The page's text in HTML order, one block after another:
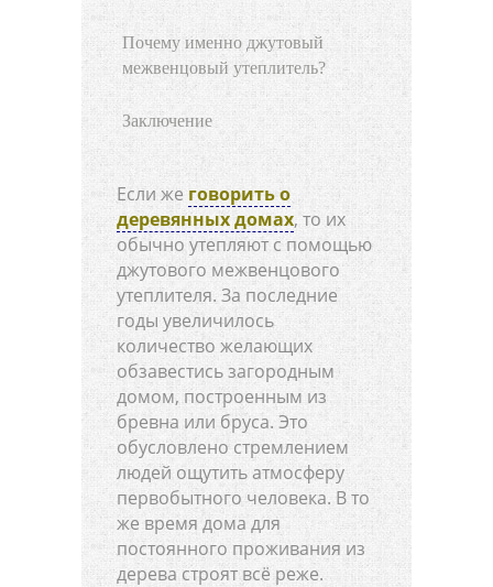
Почему именно джутовый
межвенцовый утеплитель?
Заключение
Если же говорить о
деревянных домах, то их
обычно утепляют с помощью
джутового межвенцового
утеплителя. За последние
годы увеличилось
количество желающих
обзавестись загородным
домом, построенным из
бревна или бруса. Это
обусловлено стремлением
людей ощутить атмосферу
первобытного человека. В то
же время дома для
постоянного проживания из
дерева строят всё реже.